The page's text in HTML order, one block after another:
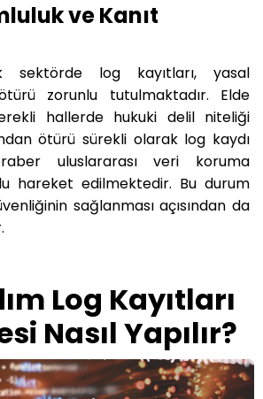
ve Kanıt
sektörde log kayıtları, yasal
zorunlu tutulmaktadır. Elde
hallerde hukuki delil niteliği
ötürü sürekli olarak log kaydı
uluslararası veri koruma
hareket edilmektedir. Bu durum
sağlanması açısından da
Log Kayıtları
Nasıl Yapılır?